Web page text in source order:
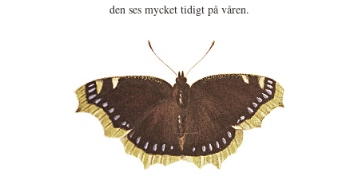
den ses mycket tidigt på våren.